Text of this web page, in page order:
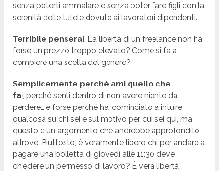
senza poterti ammalare e senza poter fare figli con la
serenità delle tutele dovute ai lavoratori dipendenti.
Terribile penserai. La libertà di un freelance non ha
forse un prezzo troppo elevato? Come si fa a
compiere una scelta del genere?
Semplicemente perché ami quello che
fai , perché senti dentro di non avere niente da
perdere… e forse perché hai cominciato a intuire
qualcosa su chi sei e sul motivo per cui sei qui, ma
questo è un argomento che andrebbe approfondito
altrove. Piuttosto, è veramente libero chi per andare a
pagare una bolletta di giovedì alle 11:30 deve
chiedere un permesso di lavoro? È vera libertà